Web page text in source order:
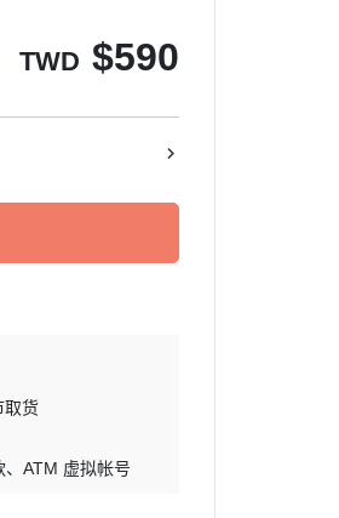
TWD $590
取货
ATM 虚拟帐号